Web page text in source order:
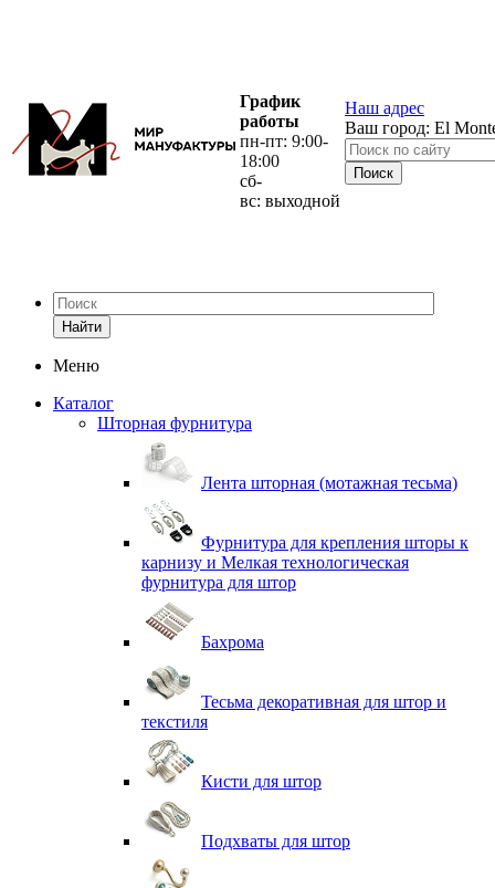
График
работы
пн-пт: 9:00-
18:00
сб-
вс: выходной
Наш адрес
Ваш город: El
Найти
Меню
Каталог
Шторная фурнитура
Лента шторная (мотажная тесьма)
Фурнитура для крепления шторы к
карнизу и Мелкая технологическая
фурнитура для штор
Бахрома
Тесьма декоративная для штор и
текстиля
Кисти для штор
Подхваты для штор